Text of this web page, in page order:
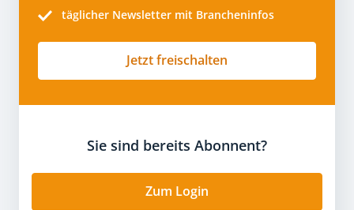
täglicher Newsletter mit Brancheninfos
Jetzt freischalten
Sie sind bereits Abonnent?
Zum Login